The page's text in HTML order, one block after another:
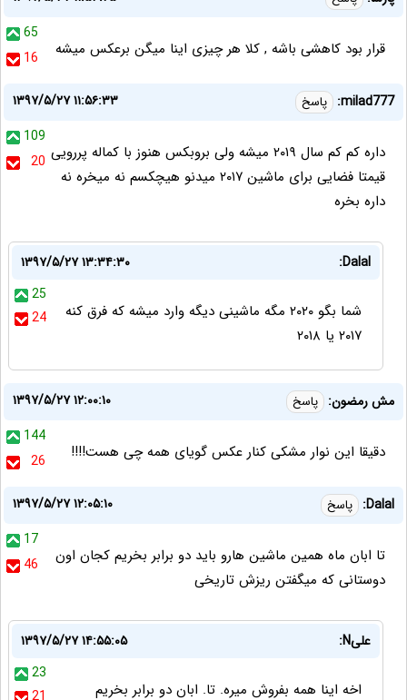
65
16
قرار بود کاهشی باشه , کلا هر چیزی اینا میگن برعکس میشه
milad777: پاسخ
۱۳۹۷/۵/۲۷ ۱۱:۵۶:۳۳
109
20 داره کم کم سال ۲۰۱۹ میشه ولی بروبکس هنوز با کماله پررویی
قیمتا فضایی برای ماشین ۲۰۱۷ میدنو هیچکسم نه میخره نه
داره بخره
Dalal:
۱۳۹۷/۵/۲۷ ۱۳:۳۴:۳۰
25
24
شما بگو ۲۰۲۰ مگه ماشینی دیگه وارد میشه که فرق کنه
۲۰۱۷ یا ۲۰۱۸
مش رمضون: پاسخ
۱۳۹۷/۵/۲۷ ۱۲:۰۰:۱۰
144
26
دقیقا این نوار مشکی کنار عکس گویای همه چی هست!!!!
Dalal: پاسخ
۱۳۹۷/۵/۲۷ ۱۲:۰۵:۱۰
17
46
تا ابان ماه همین ماشین هارو باید دو برابر بخریم کجان اون
دوستانی که میگفتن ریزش تاریخی
علیN:
۱۳۹۷/۵/۲۷ ۱۴:۵۵:۰۵
23
اخه اینا همه بفروش میره. تا. ابان دو برابر بخریم